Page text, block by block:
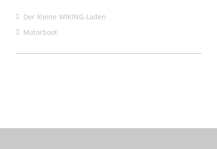
Der kleine WIKING-Laden
Motorboot